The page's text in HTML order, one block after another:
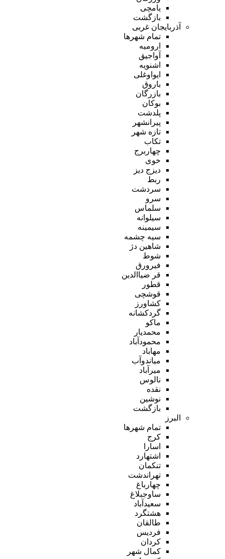
یامچی
بازگشت
آذربایجان غربی
تمام شهر‌ها
ارومیه
آواجیق
اشنویه
ایواوغلی
باروق
بازرگان
بوکان
پلدشت
پیرانشهر
تازه شهر
تکاب
چهاربرج
خوی
دیزج دیز
ربط
سردشت
سرو
سلماس
سیلوانه
سیمینه
سیه چشمه
شاهین دژ
شوط
فیرورق
قر ضیاالدین
قطور
قوشچی
کشاورز
گردکشانه
ماکو
محمدیار
محمودآباد
مهاباد
میاندوآب
میرآباد
نالوس
نقده
نوشین
بازگشت
البرز
تمام شهر‌ها
کرج
اسارا
اشتهارد
تنکمان
تهراندشت
چهارباغ
ساوجبلاغ
سعیدآباد
هشتگرد
طالقان
فردیس
کردان
کمال شهر